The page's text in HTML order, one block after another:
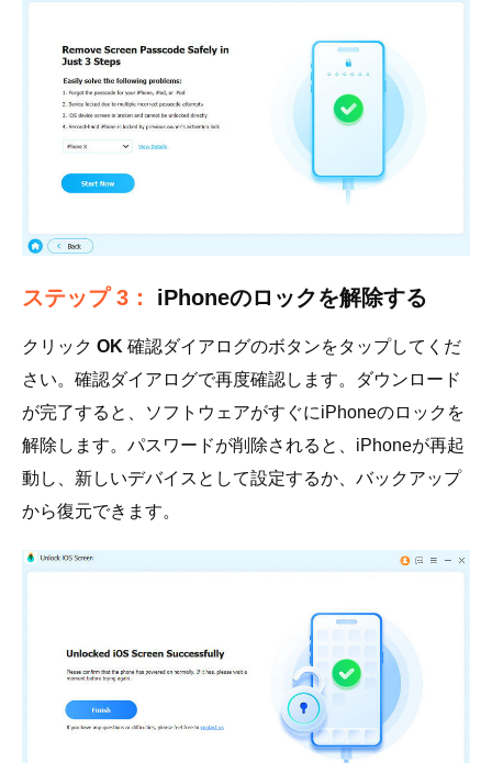
ステップ 3： iPhoneのロックを解除する
クリック OK 確認ダイアログのボタンをタップしてくだ
さい。確認ダイアログで再度確認します。ダウンロード
が完了すると、ソフトウェアがすぐにiPhoneのロックを
解除します。パスワードが削除されると、iPhoneが再起
動し、新しいデバイスとして設定するか、バックアップ
から復元できます。